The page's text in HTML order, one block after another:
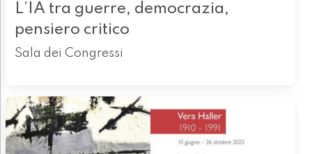
L’IA tra guerre, democrazia,
pensiero critico
Sala dei Congressi